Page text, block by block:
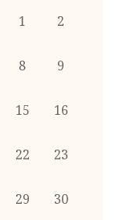
1 2
8 9
15 16
22 23
29 30